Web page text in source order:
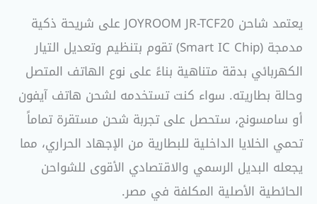
يعتمد شاحن JOYROOM JR-TCF20 على شريحة ذكية
مدمجة (Smart IC Chip) تقوم بتنظيم وتعديل التيار
الكهربائي بدقة متناهية بناءً على نوع الهاتف المتصل
وحالة بطاريته. سواء كنت تستخدمه لشحن هاتف آيفون
أو سامسونج، ستحصل على تجربة شحن مستقرة تماماً
تحمي الخلايا الداخلية للبطارية من الإجهاد الحراري، مما
يجعله البديل الرسمي والاقتصادي الأقوى للشواحن
الحائطية الأصلية المكلفة في مصر.